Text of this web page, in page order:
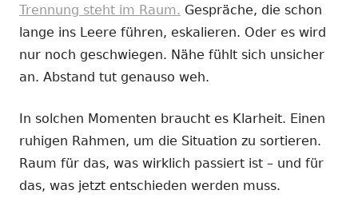
Trennung steht im Raum. Gespräche, die schon
lange ins Leere führen, eskalieren. Oder es wird
nur noch geschwiegen. Nähe fühlt sich unsicher
an. Abstand tut genauso weh.
In solchen Momenten braucht es Klarheit. Einen
ruhigen Rahmen, um die Situation zu sortieren.
Raum für das, was wirklich passiert ist – und für
das, was jetzt entschieden werden muss.